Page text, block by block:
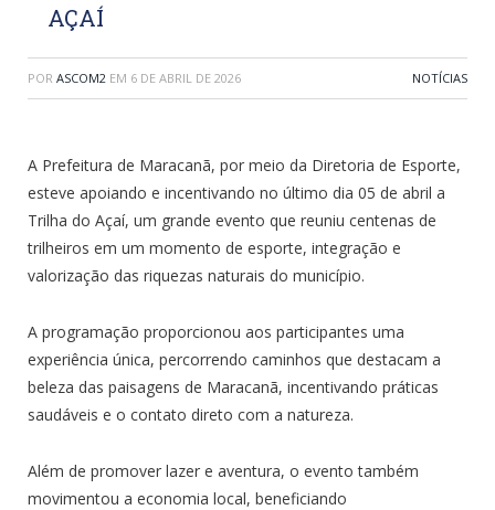
AÇAÍ
POR ASCOM2 EM 6 DE ABRIL DE 2026 NOTÍCIAS
A Prefeitura de Maracanã, por meio da Diretoria de Esporte,
esteve apoiando e incentivando no último dia 05 de abril a
Trilha do Açaí, um grande evento que reuniu centenas de
trilheiros em um momento de esporte, integração e
valorização das riquezas naturais do município.
A programação proporcionou aos participantes uma
experiência única, percorrendo caminhos que destacam a
beleza das paisagens de Maracanã, incentivando práticas
saudáveis e o contato direto com a natureza.
Além de promover lazer e aventura, o evento também
movimentou a economia local, beneficiando